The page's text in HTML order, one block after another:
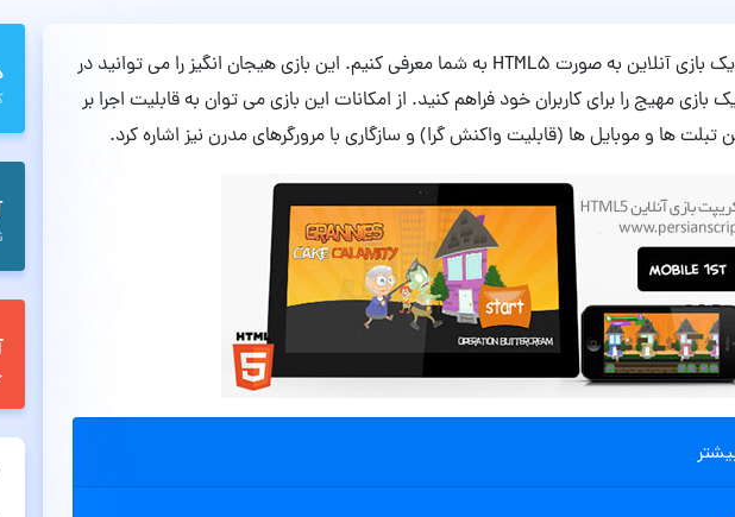
در این مطلب قصد داریم یک بازی آنلاین به صورت HTML5 به شما معرفی کنیم. این بازی هیجان انگیز را می توانید در
مهیج را برای کاربران خود فراهم کنید. از امکانات این بازی می توان به قابلیت اجرا بر
تبلت ها و موبایل ها (قابلیت واکنش گرا) و سازگاری با مرورگرهای مدرن نیز اشاره کرد.